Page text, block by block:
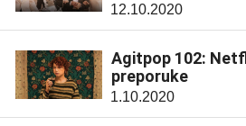
12.10.2020
Agitpop 102:
preporuke
1.10.2020